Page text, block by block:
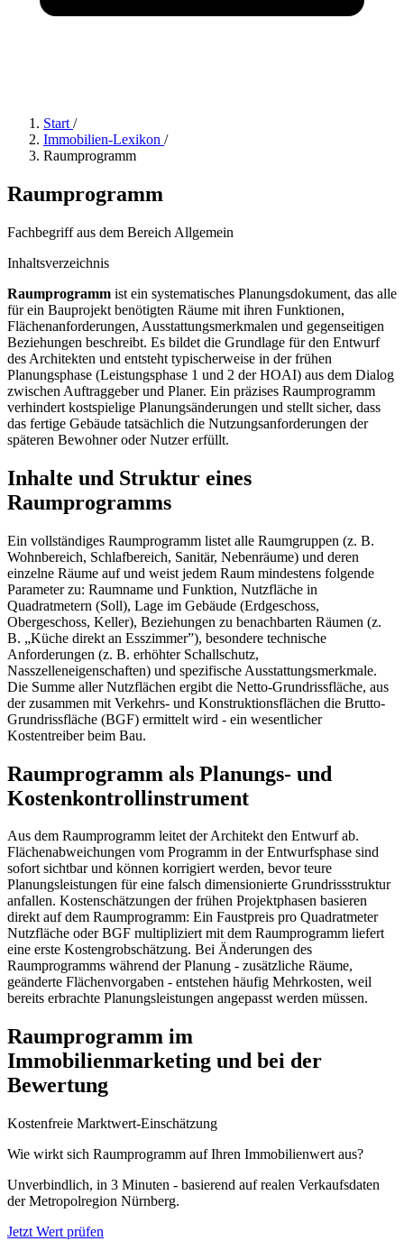
Start /
Immobilien-Lexikon /
Raumprogramm
Raumprogramm
Fachbegriff aus dem Bereich Allgemein
Inhaltsverzeichnis
Raumprogramm ist ein systematisches Planungsdokument, das alle
für ein Bauprojekt benötigten Räume mit ihren Funktionen,
Flächenanforderungen, Ausstattungsmerkmalen und gegenseitigen
Beziehungen beschreibt. Es bildet die Grundlage für den Entwurf
des Architekten und entsteht typischerweise in der frühen
Planungsphase (Leistungsphase 1 und 2 der HOAI) aus dem Dialog
zwischen Auftraggeber und Planer. Ein präzises Raumprogramm
verhindert kostspielige Planungsänderungen und stellt sicher, dass
das fertige Gebäude tatsächlich die Nutzungsanforderungen der
späteren Bewohner oder Nutzer erfüllt.
Inhalte und Struktur eines
Raumprogramms
Ein vollständiges Raumprogramm listet alle Raumgruppen (z. B.
Wohnbereich, Schlafbereich, Sanitär, Nebenräume) und deren
einzelne Räume auf und weist jedem Raum mindestens folgende
Parameter zu: Raumname und Funktion, Nutzfläche in
Quadratmetern (Soll), Lage im Gebäude (Erdgeschoss,
Obergeschoss, Keller), Beziehungen zu benachbarten Räumen (z.
B. „Küche direkt an Esszimmer”), besondere technische
Anforderungen (z. B. erhöhter Schallschutz,
Nasszelleneigenschaften) und spezifische Ausstattungsmerkmale.
Die Summe aller Nutzflächen ergibt die Netto-Grundrissfläche, aus
der zusammen mit Verkehrs- und Konstruktionsflächen die Brutto-
Grundrissfläche (BGF) ermittelt wird - ein wesentlicher
Kostentreiber beim Bau.
Raumprogramm als Planungs- und
Kostenkontrollinstrument
Aus dem Raumprogramm leitet der Architekt den Entwurf ab.
Flächenabweichungen vom Programm in der Entwurfsphase sind
sofort sichtbar und können korrigiert werden, bevor teure
Planungsleistungen für eine falsch dimensionierte Grundrissstruktur
anfallen. Kostenschätzungen der frühen Projektphasen basieren
direkt auf dem Raumprogramm: Ein Faustpreis pro Quadratmeter
Nutzfläche oder BGF multipliziert mit dem Raumprogramm liefert
eine erste Kostengrobschätzung. Bei Änderungen des
Raumprogramms während der Planung - zusätzliche Räume,
geänderte Flächenvorgaben - entstehen häufig Mehrkosten, weil
bereits erbrachte Planungsleistungen angepasst werden müssen.
Raumprogramm im
Immobilienmarketing und bei der
Bewertung
Kostenfreie Marktwert-Einschätzung
Wie wirkt sich Raumprogramm auf Ihren Immobilienwert aus?
Unverbindlich, in 3 Minuten - basierend auf realen Verkaufsdaten
der Metropolregion Nürnberg.
Jetzt Wert prüfen